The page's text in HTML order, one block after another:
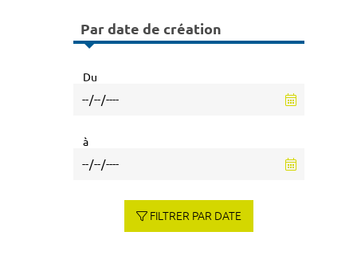
Par date de création
Du
à
FILTRER PAR DATE